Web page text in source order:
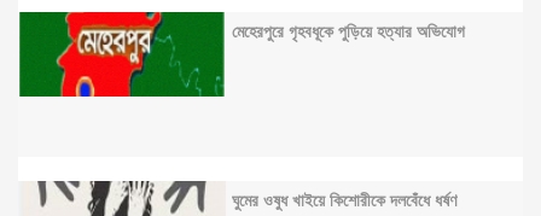
মেহেরপুরে গৃহবধূকে পুড়িয়ে হত্যার অভিযোগ
ঘুমের ওষুধ খাইয়ে কিশোরীকে দলবেঁধে ধর্ষণ